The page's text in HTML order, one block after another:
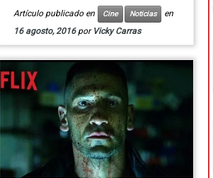
Artículo publicado en Cine Noticias
en
16 agosto, 2016 por Vicky Carras